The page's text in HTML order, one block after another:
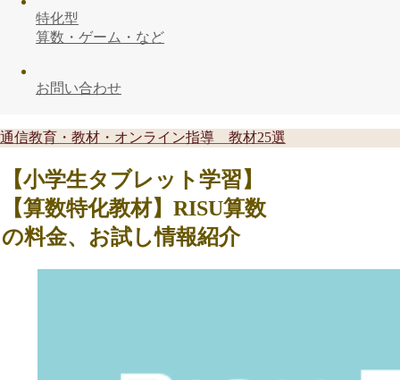
特化型
算数・ゲーム・など
お問い合わせ
通信教育・教材・オンライン指導 教材25選
【小学生タブレット学習】
【算数特化教材】RISU算数
の料金、お試し情報紹介